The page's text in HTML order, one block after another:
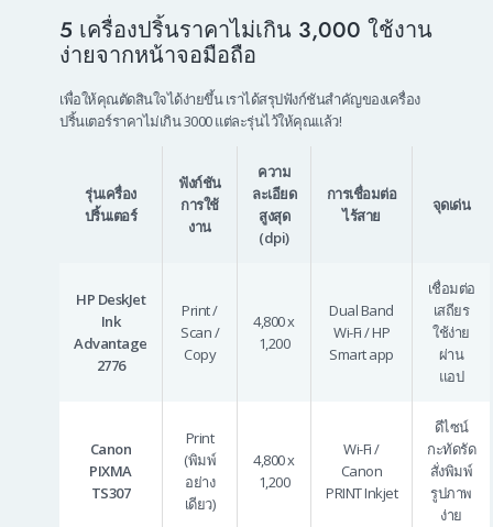
5 เครื่องปริ้นราคาไม่เกิน 3,000 ใช้งาน
ง่ายจากหน้าจอมือถือ
เพื่อให้คุณตัดสินใจได้ง่ายขึ้น เราได้สรุปฟังก์ชันสำคัญของเครื่อง
ปริ้นเตอร์ราคาไม่เกิน 3000 แต่ละรุ่นไว้ให้คุณแล้ว!
รุ่นเครื่อง
ปริ้นเตอร์
ฟังก์ชัน
การใช้
งาน
ความ
ละเอียด
สูงสุด
(dpi)
การเชื่อมต่อ
ไร้สาย
จุดเด่น
HP DeskJet
Ink
Advantage
2776
Print /
Scan /
Copy
4,800 x
1,200
Dual Band
Wi-Fi / HP
Smart app
เชื่อมต่อ
เสถียร
ใช้ง่าย
ผ่าน
แอป
Canon
PIXMA
TS307
Print
(พิมพ์
อย่าง
เดียว)
4,800 x
1,200
Wi-Fi /
Canon
PRINT Inkjet
ดีไซน์
กะทัดรัด
สั่งพิมพ์
รูปภาพ
ง่าย